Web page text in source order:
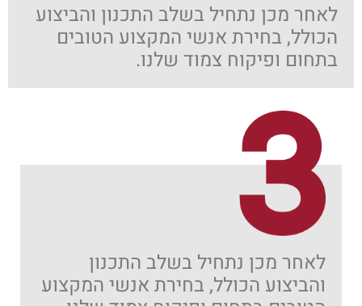
לאחר מכן נתחיל בשלב התכנון והביצוע
הכולל, בחירת אנשי המקצוע הטובים
בתחום ופיקוח צמוד שלנו.
לאחר מכן נתחיל בשלב התכנון
והביצוע הכולל, בחירת אנשי המקצוע